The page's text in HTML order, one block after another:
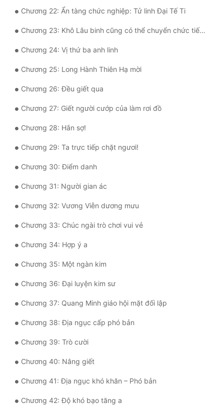
Tu Chân
Tu Tiên
Tội Phạm
Vô Địch
Võ Hiệp
Võng Du
Xuyên Không
Xuyên Nhanh
Xuyên Sách
Xuyên Thư
Điền Văn
Đông Phương
Đông Phương Huyền Huyễn
Cẩu Đạo Trường Sinh
Ngự Thú
Chương 22: Ẩn tàng chức nghiệp: Tử linh Đại Tế Ti
Chương 23: Khô Lâu binh cũng có thể chuyển chức tiến giai
Chương 24: Vị thứ ba anh linh
Chương 25: Long Hành Thiên Hạ mời
Chương 26: Đều giết qua
Chương 27: Giết người cướp của làm rơi đồ
Chương 28: Hắn sợ!
Chương 29: Ta trực tiếp chặt ngươi!
Chương 30: Điểm danh
Chương 31: Người gian ác
Chương 32: Vương Viễn dương mưu
Chương 33: Chúc ngài trò chơi vui vẻ
Chương 34: Hợp ý a
Chương 35: Một ngàn kim
Chương 36: Đại luyện kim sư
Chương 37: Quang Minh giáo hội mặt đối lập
Chương 38: Địa ngục cấp phó bản
Chương 39: Trò cười
Chương 40: Nâng giết
Chương 41: Địa ngục khó khăn – Phó bản
Chương 42: Độ khó bạo tăng a